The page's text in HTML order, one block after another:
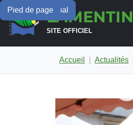
Menu principal
Contenu principal
Pied de pageLAMENTIN
SITE OFFICIEL
Accueil Actualités